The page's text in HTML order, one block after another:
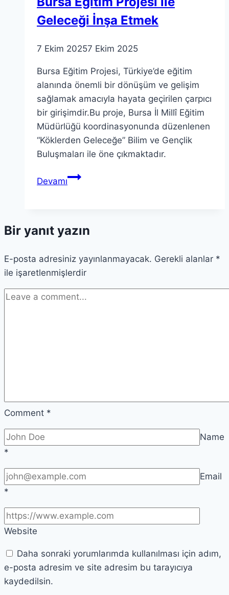
Geleceği İnşa Etmek
7 Ekim 20257 Ekim 2025
Bursa Eğitim Projesi, Türkiye’de eğitim
alanında önemli bir dönüşüm ve gelişim
sağlamak amacıyla hayata geçirilen çarpıcı
bir girişimdir.Bu proje, Bursa İl Millî Eğitim
Müdürlüğü koordinasyonunda düzenlenen
“Köklerden Geleceğe” Bilim ve Gençlik
Buluşmaları ile öne çıkmaktadır.
DevamıBursa
Geleceği
Etmek
Bir yanıt yazın
E-posta adresiniz yayınlanmayacak. Gerekli alanlar *
ile işaretlenmişlerdir
Comment *
Name
*
Email
*
Website
Daha sonraki yorumlarımda kullanılması için adım,
e-posta adresim ve site adresim bu tarayıcıya
kaydedilsin.